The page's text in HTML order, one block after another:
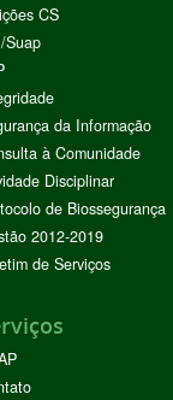
CS
Suap
da Informação
à Comunidade
Disciplinar
de Biossegurança
2012-2019
de Serviços